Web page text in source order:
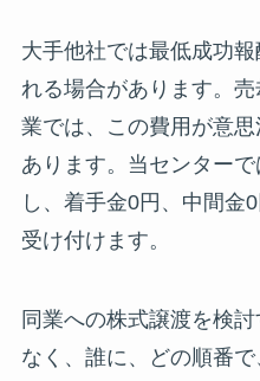
大手他社では最低成功
れる場合があります。
業では、この費用が意
あります。当センター
し、着手金0円、中間金
受け付けます。
同業への株式譲渡を検
なく、誰に、どの順番